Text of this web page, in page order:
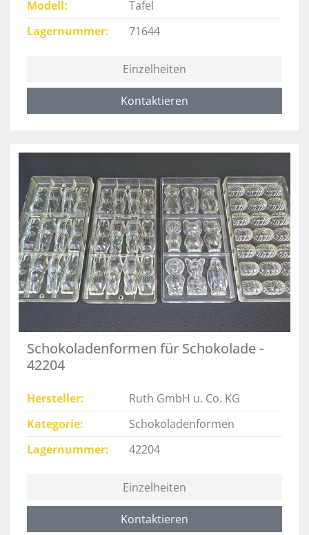
Modell
Tafel
Lagernummer
71644
Einzelheiten
Kontaktieren
Schokoladenformen für Schokolade -
42204
Hersteller
Ruth GmbH u. Co. KG
Kategorie
Schokoladenformen
Lagernummer
42204
Einzelheiten
Kontaktieren